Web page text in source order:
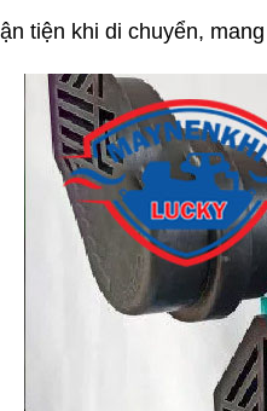
tiện khi di chuyển,